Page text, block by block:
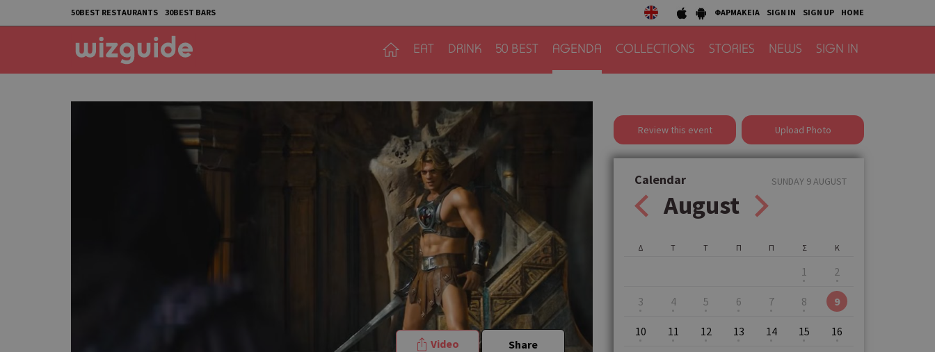
50BEST RESTAURANTS 30BEST BARS ΦΑΡΜΑΚΕΙΑ SIGN IN SIGN UP HOME
EAT DRINK 50 BEST AGENDA COLLECTIONS STORIES NEWS SIGN IN
Video Share
Review this event Upload Photo
Calendar
August
SUNDAY 9 AUGUST
Δ Τ Τ Π Π Σ
1
Κ
2
3 4 5 6 7 8 9
10 11 12 13 14 15 16